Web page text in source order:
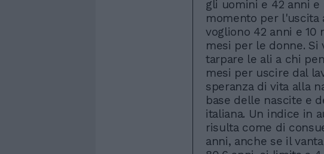
gli uomini e 42 anni
momento per l'uscita
vogliono 42 anni e 10
mesi per le donne.
tarpare le ali a chi
mesi per uscire dal
speranza di vita alla
base delle nascite e
italiana. Un indice in
risulta come di
anni, anche se il